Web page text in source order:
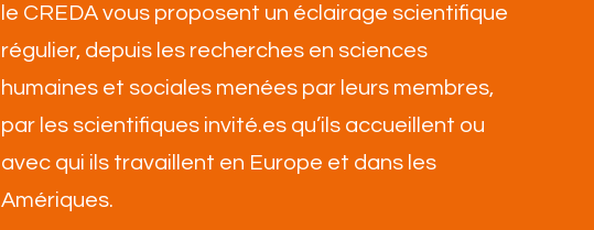
le CREDA vous proposent un éclairage scientifique
régulier, depuis les recherches en sciences
humaines et sociales menées par leurs membres,
par les scientifiques invité.es qu’ils accueillent ou
avec qui ils travaillent en Europe et dans les
Amériques.